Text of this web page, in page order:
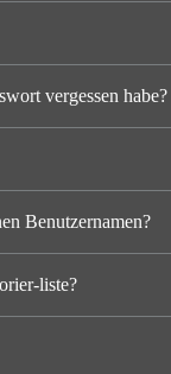
vergessen habe?
Benutzernamen?
liste?